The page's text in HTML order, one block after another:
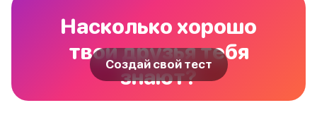
Насколько хорошо
твои друзья тебя
знают?
Создай свой тест